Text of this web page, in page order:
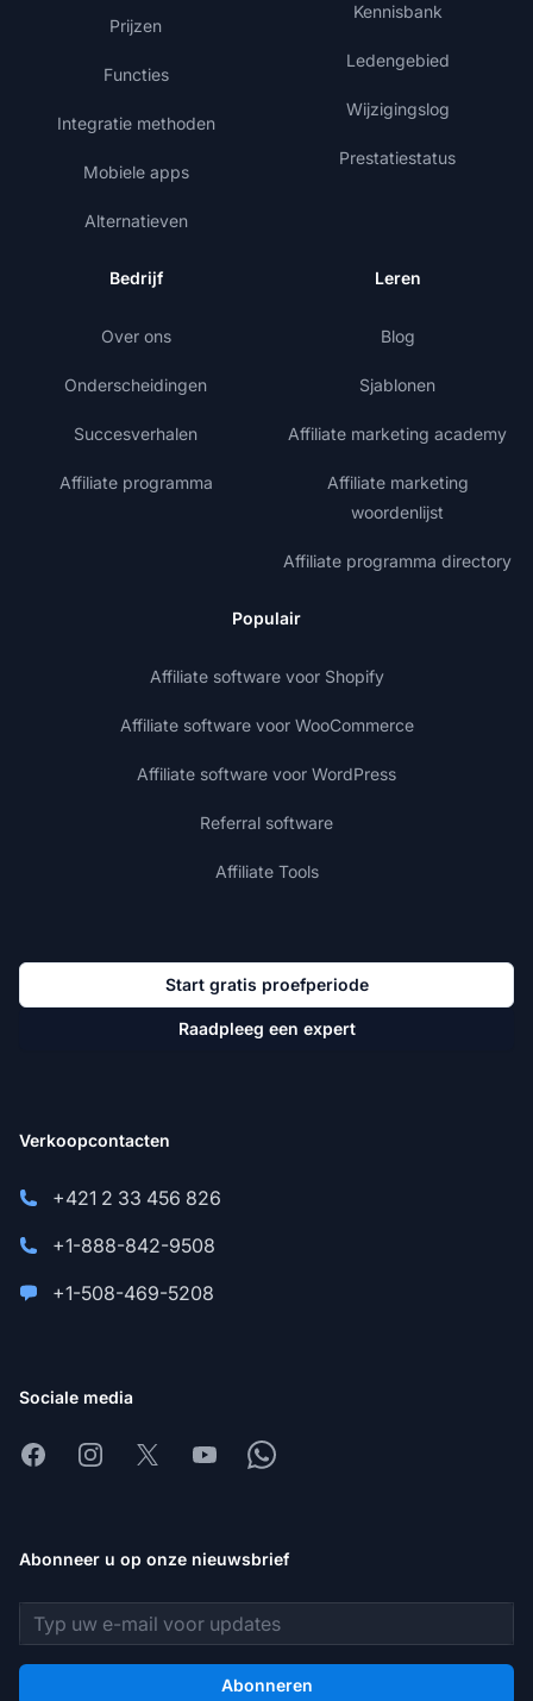
Prijzen
Functies
Integratie methoden
Mobiele apps
Alternatieven
Kennisbank
Ledengebied
Wijzigingslog
Prestatiestatus
Bedrijf
Over ons
Onderscheidingen
Succesverhalen
Affiliate programma
Leren
Blog
Sjablonen
Affiliate marketing academy
Affiliate marketing
woordenlijst
Affiliate programma directory
Populair
Affiliate software voor Shopify
Affiliate software voor WooCommerce
Affiliate software voor WordPress
Referral software
Affiliate Tools
Start gratis proefperiode
Raadpleeg een expert
Verkoopcontacten
+421 2 33 456 826
+1-888-842-9508
+1-508-469-5208
Sociale media
FacebookInstagram
X YoutubeWhatsapp
Abonneer u op onze nieuwsbrief
E-mailadres
Abonneren